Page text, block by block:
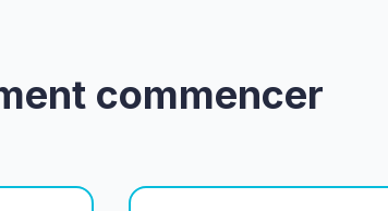
commencer